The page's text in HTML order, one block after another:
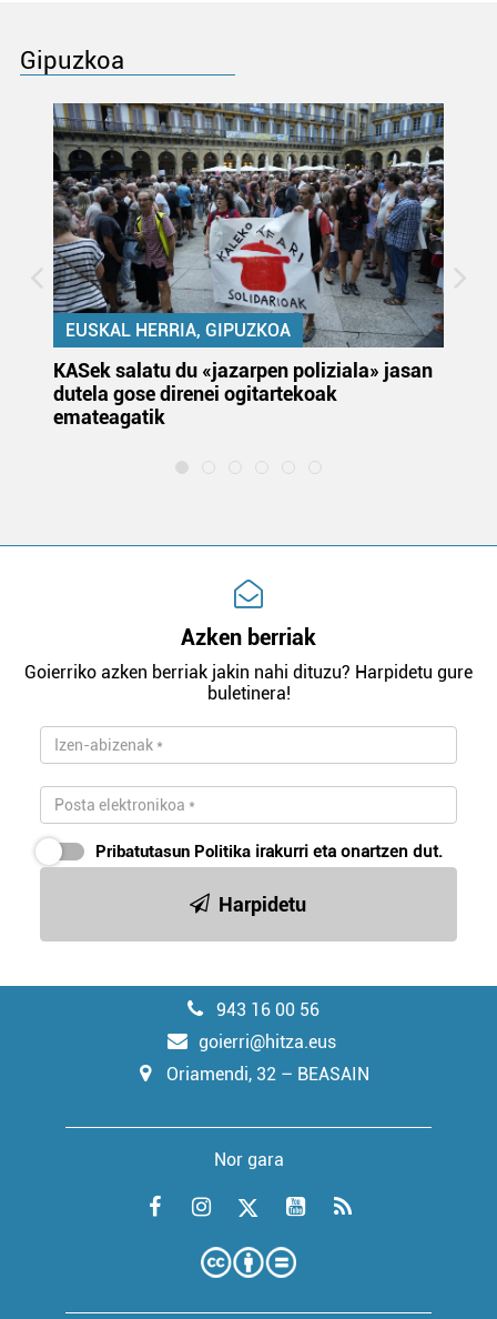
Gipuzkoa
EUSKAL HERRIA, GIPUZKOA
KASek salatu du «jazarpen poliziala» jasan
dutela gose direnei ogitartekoak
emateagatik
Azken berriak
Goierriko azken berriak jakin nahi dituzu? Harpidetu gure
buletinera!
Pribatutasun Politika irakurri eta onartzen dut.
Harpidetu
943 16 00 56
goierri@hitza.eus
Oriamendi, 32 – BEASAIN
Nor gara